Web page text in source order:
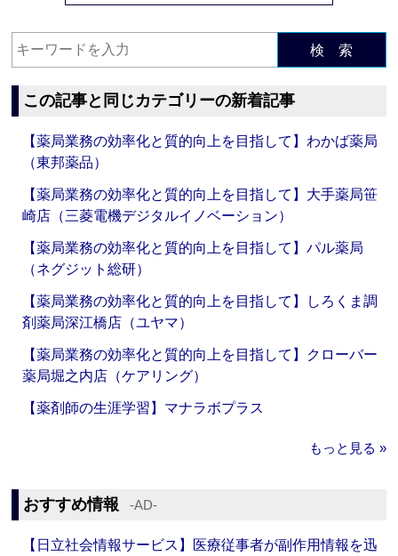
検 索
この記事と同じカテゴリーの新着記事
【薬局業務の効率化と質的向上を目指して】わかば薬局
（東邦薬品）
【薬局業務の効率化と質的向上を目指して】大手薬局笹
崎店（三菱電機デジタルイノベーション）
【薬局業務の効率化と質的向上を目指して】パル薬局
（ネグジット総研）
【薬局業務の効率化と質的向上を目指して】しろくま調
剤薬局深江橋店（ユヤマ）
【薬局業務の効率化と質的向上を目指して】クローバー
薬局堀之内店（ケアリング）
【薬剤師の生涯学習】マナラボプラス
もっと見る »
おすすめ情報 ‐AD‐
【日立社会情報サービス】医療従事者が副作用情報を迅